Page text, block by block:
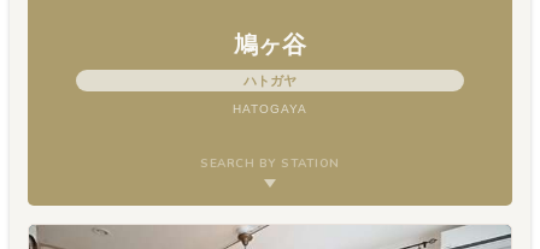
鳩ヶ谷
ハトガヤ
HATOGAYA
SEARCH BY STATION